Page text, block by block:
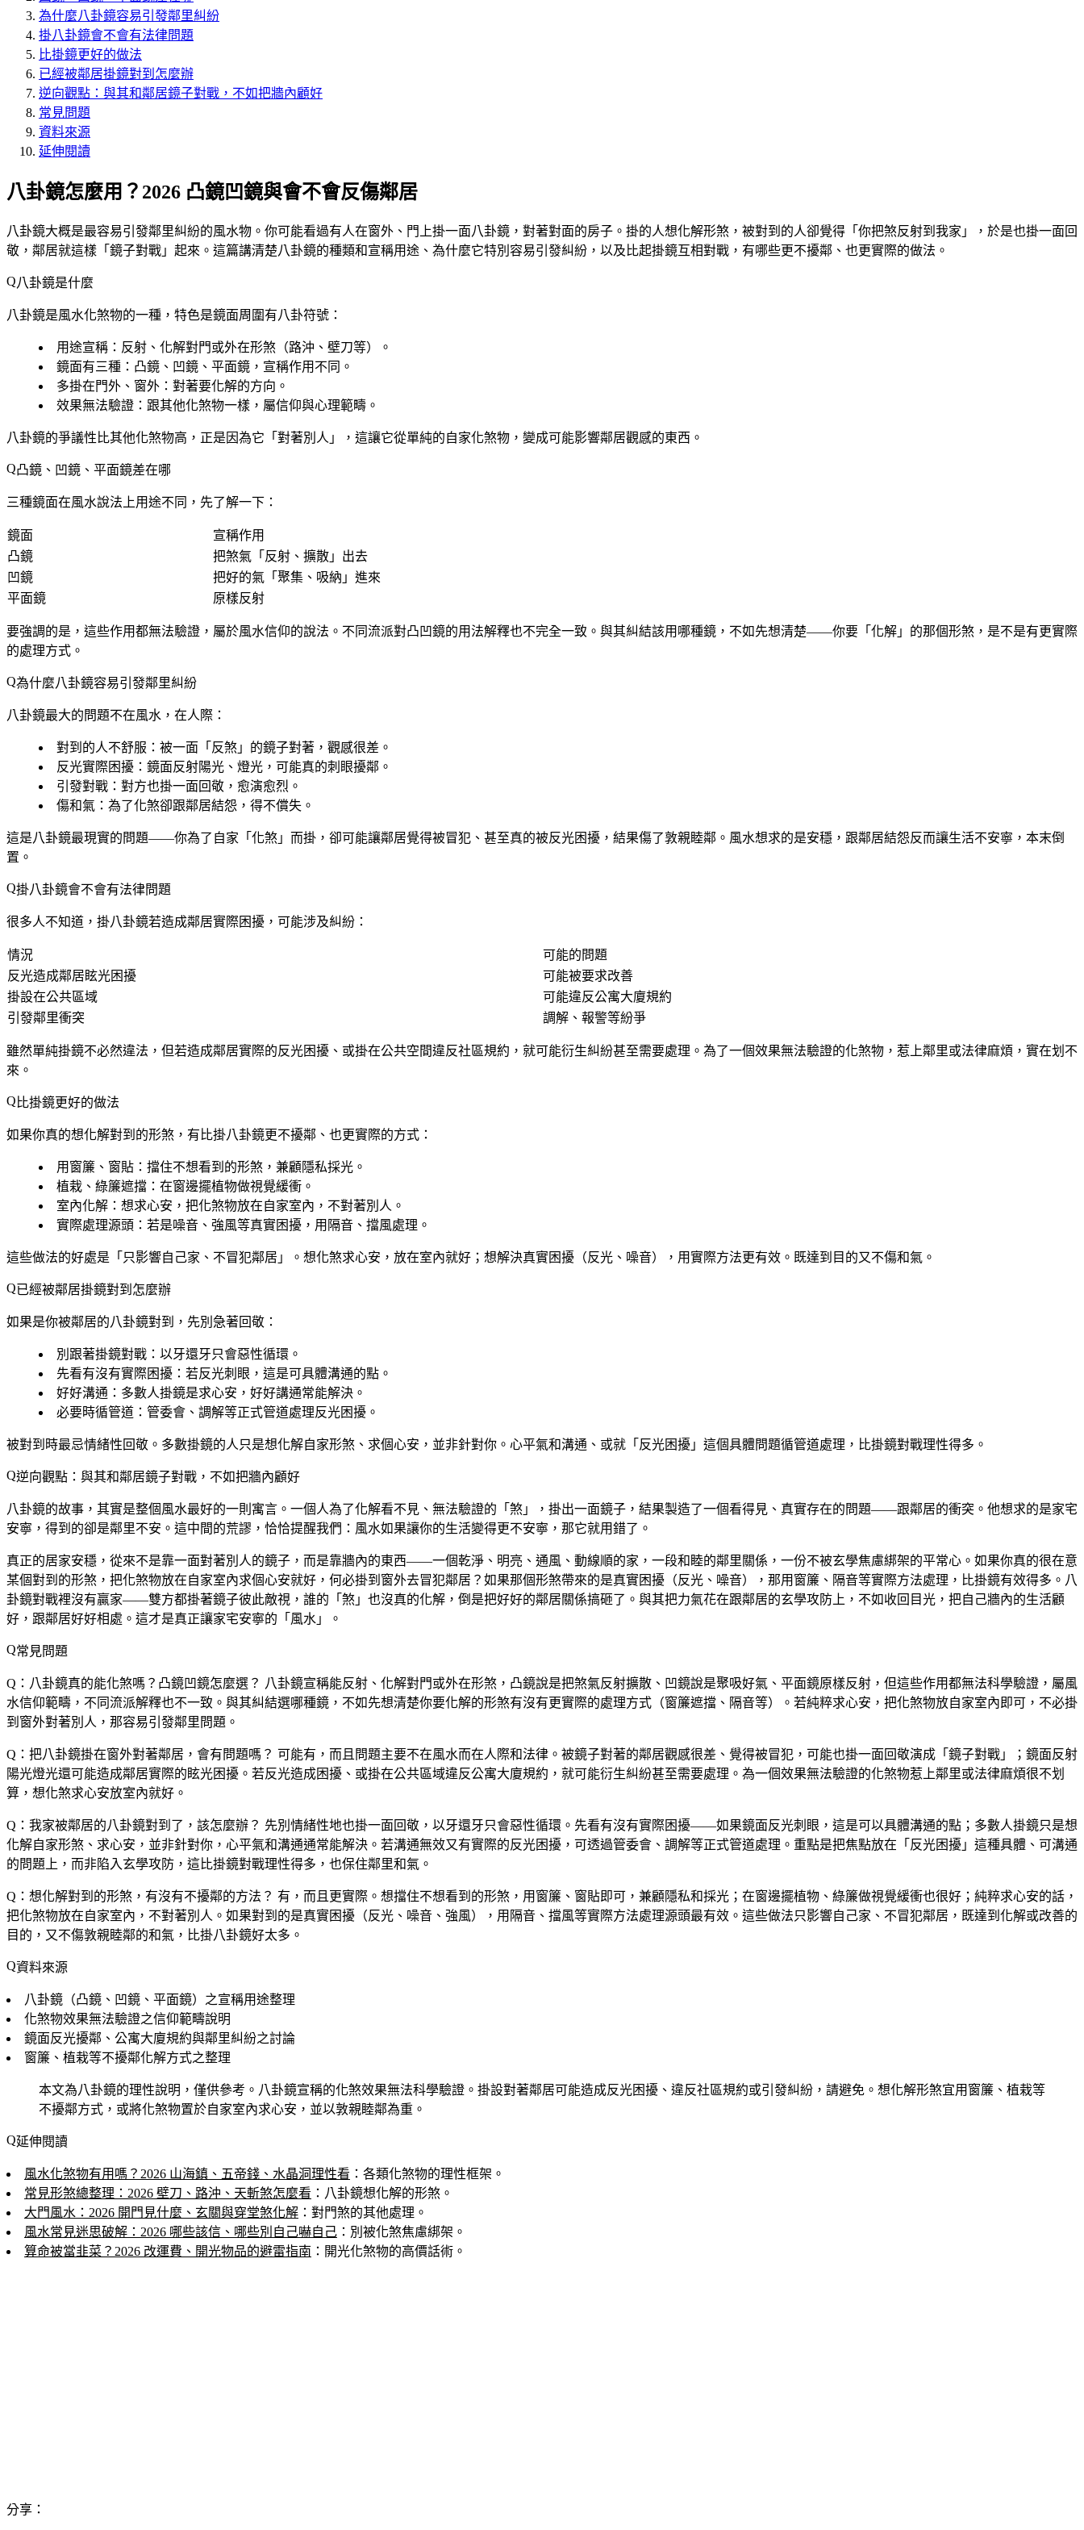
為什麼八卦鏡容易引發鄰里糾紛
掛八卦鏡會不會有法律問題
比掛鏡更好的做法
已經被鄰居掛鏡對到怎麼辦
逆向觀點：與其和鄰居鏡子對戰，不如把牆內顧好
常見問題
資料來源
延伸閱讀
八卦鏡怎麼用？2026 凸鏡凹鏡與會不會反傷鄰居
八卦鏡大概是最容易引發鄰里糾紛的風水物。你可能看過有人在窗外、門上掛一面八卦鏡，對著對面的房子。掛的人想化解形煞，被對到的人卻覺得「你把煞反射到我家」，於是也掛一面回
敬，鄰居就這樣「鏡子對戰」起來。這篇講清楚八卦鏡的種類和宣稱用途、為什麼它特別容易引發糾紛，以及比起掛鏡互相對戰，有哪些更不擾鄰、也更實際的做法。
八卦鏡是什麼
八卦鏡是風水化煞物的一種，特色是鏡面周圍有八卦符號：
用途宣稱 ：反射、化解對門或外在形煞（路沖、壁刀等）。
鏡面有三種 ：凸鏡、凹鏡、平面鏡，宣稱作用不同。
多掛在門外、窗外 ：對著要化解的方向。
效果無法驗證 ：跟其他化煞物一樣，屬信仰與心理範疇。
八卦鏡的爭議性比其他化煞物高，正是因為它「對著別人」，這讓它從單純的自家化煞物，變成可能影響鄰居觀感的東西。
凸鏡、凹鏡、平面鏡差在哪
三種鏡面在風水說法上用途不同，先了解一下：
鏡面
宣稱作用
凸鏡
把煞氣「反射、擴散」出去
凹鏡
把好的氣「聚集、吸納」進來
平面鏡
原樣反射
要強調的是，這些作用都無法驗證，屬於風水信仰的說法。不同流派對凸凹鏡的用法解釋也不完全一致。與其糾結該用哪種鏡，不如先想清楚——你要「化解」的那個形煞，是不是有更實際
的處理方式。
為什麼八卦鏡容易引發鄰里糾紛
八卦鏡最大的問題不在風水，在人際：
對到的人不舒服 ：被一面「反煞」的鏡子對著，觀感很差。
反光實際困擾 ：鏡面反射陽光、燈光，可能真的刺眼擾鄰。
引發對戰 ：對方也掛一面回敬，愈演愈烈。
傷和氣 ：為了化煞卻跟鄰居結怨，得不償失。
這是八卦鏡最現實的問題——你為了自家「化煞」而掛，卻可能讓鄰居覺得被冒犯、甚至真的被反光困擾，結果傷了敦親睦鄰。風水想求的是安穩，跟鄰居結怨反而讓生活不安寧，本末倒
置。
掛八卦鏡會不會有法律問題
很多人不知道，掛八卦鏡若造成鄰居實際困擾，可能涉及糾紛：
情況
可能的問題
反光造成鄰居眩光困擾
可能被要求改善
掛設在公共區域
可能違反公寓大廈規約
引發鄰里衝突
調解、報警等紛爭
雖然單純掛鏡不必然違法，但若造成鄰居實際的反光困擾、或掛在公共空間違反社區規約，就可能衍生糾紛甚至需要處理。為了一個效果無法驗證的化煞物，惹上鄰里或法律麻煩，實在划不
來。
比掛鏡更好的做法
如果你真的想化解對到的形煞，有比掛八卦鏡更不擾鄰、也更實際的方式：
用窗簾、窗貼 ：擋住不想看到的形煞，兼顧隱私採光。
植栽、綠簾遮擋 ：在窗邊擺植物做視覺緩衝。
室內化解 ：想求心安，把化煞物放在自家室內，不對著別人。
實際處理源頭 ：若是噪音、強風等真實困擾，用隔音、擋風處理。
這些做法的好處是「只影響自己家、不冒犯鄰居」。想化煞求心安，放在室內就好；想解決真實困擾（反光、噪音），用實際方法更有效。既達到目的又不傷和氣。
已經被鄰居掛鏡對到怎麼辦
如果是你被鄰居的八卦鏡對到，先別急著回敬：
別跟著掛鏡對戰 ：以牙還牙只會惡性循環。
先看有沒有實際困擾 ：若反光刺眼，這是可具體溝通的點。
好好溝通 ：多數人掛鏡是求心安，好好講通常能解決。
必要時循管道 ：管委會、調解等正式管道處理反光困擾。
被對到時最忌情緒性回敬。多數掛鏡的人只是想化解自家形煞、求個心安，並非針對你。心平氣和溝通、或就「反光困擾」這個具體問題循管道處理，比掛鏡對戰理性得多。
逆向觀點：與其和鄰居鏡子對戰，不如把牆內顧好
八卦鏡的故事，其實是整個風水最好的一則寓言。一個人為了化解看不見、無法驗證的「煞」，掛出一面鏡子，結果製造了一個看得見、真實存在的問題——跟鄰居的衝突。他想求的是家宅
安寧，得到的卻是鄰里不安。這中間的荒謬，恰恰提醒我們：風水如果讓你的生活變得更不安寧，那它就用錯了。
真正的居家安穩，從來不是靠一面對著別人的鏡子，而是靠牆內的東西——一個乾淨、明亮、通風、動線順的家，一段和睦的鄰里關係，一份不被玄學焦慮綁架的平常心。如果你真的很在意
某個對到的形煞，把化煞物放在自家室內求個心安就好，何必掛到窗外去冒犯鄰居？如果那個形煞帶來的是真實困擾（反光、噪音），那用窗簾、隔音等實際方法處理，比掛鏡有效得多。八
卦鏡對戰裡沒有贏家——雙方都掛著鏡子彼此敵視，誰的「煞」也沒真的化解，倒是把好好的鄰居關係搞砸了。與其把力氣花在跟鄰居的玄學攻防上，不如收回目光，把自己牆內的生活顧
好，跟鄰居好好相處。這才是真正讓家宅安寧的「風水」。
常見問題
Q：八卦鏡真的能化煞嗎？凸鏡凹鏡怎麼選？ 八卦鏡宣稱能反射、化解對門或外在形煞，凸鏡說是把煞氣反射擴散、凹鏡說是聚吸好氣、平面鏡原樣反射，但這些作用都無法科學驗證，屬風
水信仰範疇，不同流派解釋也不一致。與其糾結選哪種鏡，不如先想清楚你要化解的形煞有沒有更實際的處理方式（窗簾遮擋、隔音等）。若純粹求心安，把化煞物放自家室內即可，不必掛
到窗外對著別人，那容易引發鄰里問題。
Q：把八卦鏡掛在窗外對著鄰居，會有問題嗎？ 可能有，而且問題主要不在風水而在人際和法律。被鏡子對著的鄰居觀感很差、覺得被冒犯，可能也掛一面回敬演成「鏡子對戰」；鏡面反射
陽光燈光還可能造成鄰居實際的眩光困擾。若反光造成困擾、或掛在公共區域違反公寓大廈規約，就可能衍生糾紛甚至需要處理。為一個效果無法驗證的化煞物惹上鄰里或法律麻煩很不划
算，想化煞求心安放室內就好。
Q：我家被鄰居的八卦鏡對到了，該怎麼辦？ 先別情緒性地也掛一面回敬，以牙還牙只會惡性循環。先看有沒有實際困擾——如果鏡面反光刺眼，這是可以具體溝通的點；多數人掛鏡只是想
化解自家形煞、求心安，並非針對你，心平氣和溝通通常能解決。若溝通無效又有實際的反光困擾，可透過管委會、調解等正式管道處理。重點是把焦點放在「反光困擾」這種具體、可溝通
的問題上，而非陷入玄學攻防，這比掛鏡對戰理性得多，也保住鄰里和氣。
Q：想化解對到的形煞，有沒有不擾鄰的方法？ 有，而且更實際。想擋住不想看到的形煞，用窗簾、窗貼即可，兼顧隱私和採光；在窗邊擺植物、綠簾做視覺緩衝也很好；純粹求心安的話，
把化煞物放在自家室內，不對著別人。如果對到的是真實困擾（反光、噪音、強風），用隔音、擋風等實際方法處理源頭最有效。這些做法只影響自己家、不冒犯鄰居，既達到化解或改善的
目的，又不傷敦親睦鄰的和氣，比掛八卦鏡好太多。
資料來源
八卦鏡（凸鏡、凹鏡、平面鏡）之宣稱用途整理
化煞物效果無法驗證之信仰範疇說明
鏡面反光擾鄰、公寓大廈規約與鄰里糾紛之討論
窗簾、植栽等不擾鄰化解方式之整理
本文為八卦鏡的理性說明，僅供參考。八卦鏡宣稱的化煞效果無法科學驗證。掛設對著鄰居可能造成反光困擾、違反社區規約或引發糾紛，請避免。想化解形煞宜用窗簾、植栽等
不擾鄰方式，或將化煞物置於自家室內求心安，並以敦親睦鄰為重。
延伸閱讀
風水化煞物有用嗎？2026 山海鎮、五帝錢、水晶洞理性看 ：各類化煞物的理性框架。
常見形煞總整理：2026 壁刀、路沖、天斬煞怎麼看 ：八卦鏡想化解的形煞。
大門風水：2026 開門見什麼、玄關與穿堂煞化解 ：對門煞的其他處理。
風水常見迷思破解：2026 哪些該信、哪些別自己嚇自己 ：別被化煞焦慮綁架。
算命被當韭菜？2026 改運費、開光物品的避雷指南 ：開光化煞物的高價話術。
分享：